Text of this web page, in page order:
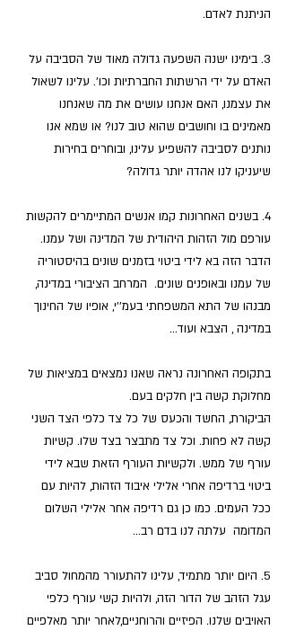
הניתנת לאדם.
3. בימינו ישנה השפעה גדולה מאוד של הסביבה על
האדם על ידי הרשתות החברתיות וכו'. עלינו לשאול
את עצמנו, האם אנחנו עושים את מה שאנחנו
מאמינים בו וחושבים שהוא טוב לנו? או שמא אנו
נותנים לסביבה להשפיע עלינו, ובוחרים בחירות
שיעניקו לנו אהדה יותר גדולה?
4. בשנים האחרונות קמו אנשים המתיימרים להקשות
עורפם מול הזהות היהודית של המדינה ושל עמנו.
הדבר הזה בא לידי ביטוי בזמנים שונים בהיסטוריה
של עמנו ובאופנים שונים.  המרחב הציבורי במדינה,
מבנהו של התא המשפחתי בעמ''י, אופיו של החינוך
במדינה , הצבא ועוד...
בתקופה האחרונה נראה שאנו נמצאים במציאות של
מחלוקת קשה בין חלקים בעם.
הביקורת, החשד והכעס של כל צד כלפי הצד השני
קשה לא פחות. וכל צד מתבצר בצד שלו. קשיות
עורף של ממש. ולקשיות העורף הזאת שבא לידי
ביטוי ברדיפה אחרי אלילי איבוד הזהות, להיות עם
ככל העמים. כמו כן גם רדיפה אחר אלילי השלום
המדומה  עלתה לנו בדם רב...
5. היום יותר מתמיד, עלינו להתעורר מהמחול סביב
עגל הזהב של הדור הזה, ולהיות קשי עורף כלפי
האויבים שלנו. הפיזיים והרוחניים,לאחר יותר מאלפיים